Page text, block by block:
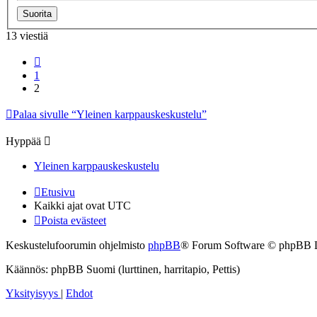
13 viestiä
1
2
Palaa sivulle “Yleinen karppauskeskustelu”
Hyppää
Yleinen karppauskeskustelu
Etusivu
Kaikki ajat ovat UTC
Poista evästeet
Keskustelufoorumin ohjelmisto phpBB® Forum Software © phpBB
Käännös: phpBB Suomi (lurttinen, harritapio, Pettis)
Yksityisyys | Ehdot